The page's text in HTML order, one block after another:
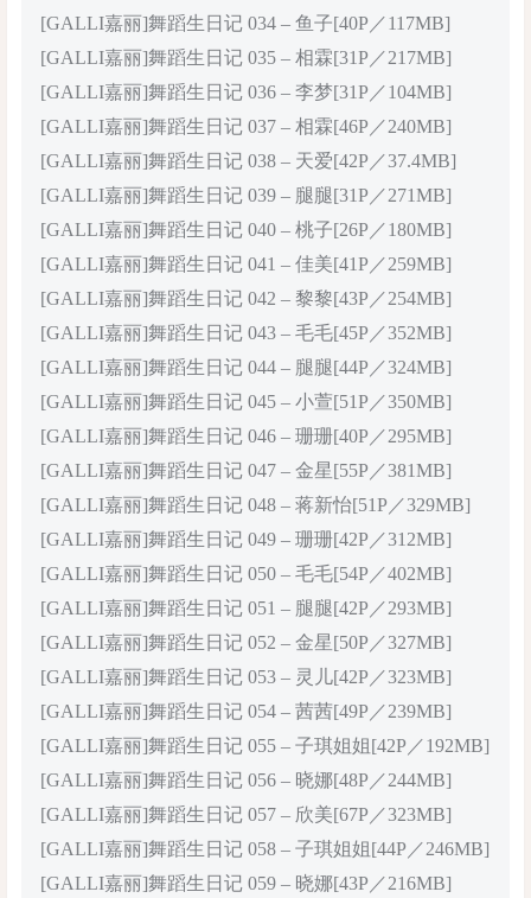
[GALLI嘉丽]舞蹈生日记 034 – 鱼子[40P／117MB]
[GALLI嘉丽]舞蹈生日记 035 – 相霖[31P／217MB]
[GALLI嘉丽]舞蹈生日记 036 – 李梦[31P／104MB]
[GALLI嘉丽]舞蹈生日记 037 – 相霖[46P／240MB]
[GALLI嘉丽]舞蹈生日记 038 – 天爱[42P／37.4MB]
[GALLI嘉丽]舞蹈生日记 039 – 腿腿[31P／271MB]
[GALLI嘉丽]舞蹈生日记 040 – 桃子[26P／180MB]
[GALLI嘉丽]舞蹈生日记 041 – 佳美[41P／259MB]
[GALLI嘉丽]舞蹈生日记 042 – 黎黎[43P／254MB]
[GALLI嘉丽]舞蹈生日记 043 – 毛毛[45P／352MB]
[GALLI嘉丽]舞蹈生日记 044 – 腿腿[44P／324MB]
[GALLI嘉丽]舞蹈生日记 045 – 小萱[51P／350MB]
[GALLI嘉丽]舞蹈生日记 046 – 珊珊[40P／295MB]
[GALLI嘉丽]舞蹈生日记 047 – 金星[55P／381MB]
[GALLI嘉丽]舞蹈生日记 048 – 蒋新怡[51P／329MB]
[GALLI嘉丽]舞蹈生日记 049 – 珊珊[42P／312MB]
[GALLI嘉丽]舞蹈生日记 050 – 毛毛[54P／402MB]
[GALLI嘉丽]舞蹈生日记 051 – 腿腿[42P／293MB]
[GALLI嘉丽]舞蹈生日记 052 – 金星[50P／327MB]
[GALLI嘉丽]舞蹈生日记 053 – 灵儿[42P／323MB]
[GALLI嘉丽]舞蹈生日记 054 – 茜茜[49P／239MB]
[GALLI嘉丽]舞蹈生日记 055 – 子琪姐姐[42P／192MB]
[GALLI嘉丽]舞蹈生日记 056 – 晓娜[48P／244MB]
[GALLI嘉丽]舞蹈生日记 057 – 欣美[67P／323MB]
[GALLI嘉丽]舞蹈生日记 058 – 子琪姐姐[44P／246MB]
[GALLI嘉丽]舞蹈生日记 059 – 晓娜[43P／216MB]